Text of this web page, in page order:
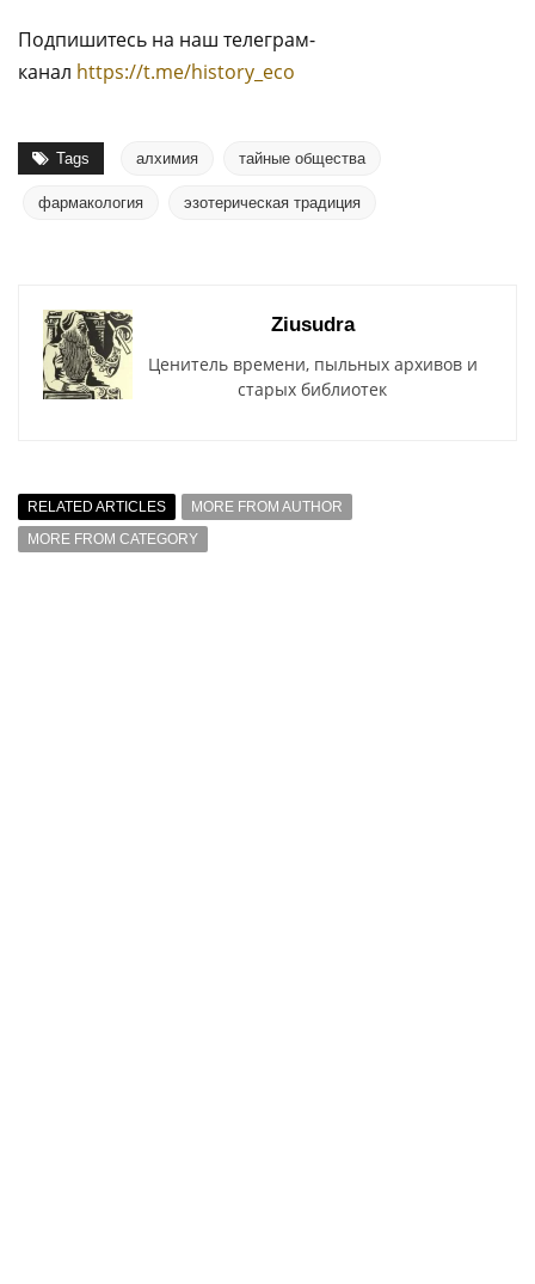
Подпишитесь на наш телеграм-
канал https://t.me/history_eco
Tags алхимия тайные общества
фармакология эзотерическая традиция
Ziusudra
Ценитель времени, пыльных архивов и
старых библиотек
RELATED ARTICLES
MORE FROM AUTHOR
MORE FROM CATEGORY